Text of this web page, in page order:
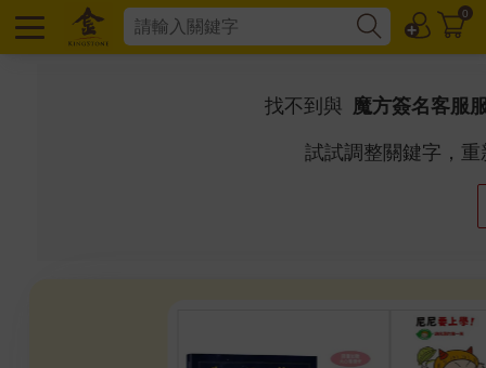
0
找不到與 魔方簽名客服
試試調整關鍵字，